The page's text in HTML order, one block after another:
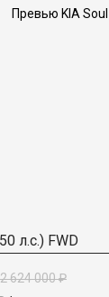
л.с.) FWD
2 624 000 ₽